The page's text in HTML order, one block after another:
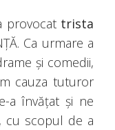
provocat trista
Ca urmare a
și comedii,
cauza tuturor
a învățat și ne
, cu scopul de a